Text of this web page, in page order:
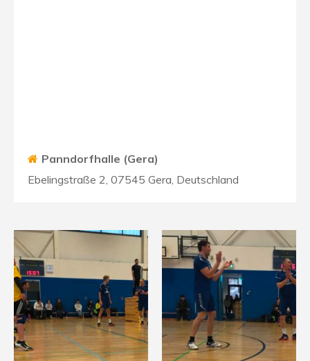
Panndorfhalle (Gera)
Ebelingstraße 2, 07545 Gera, Deutschland